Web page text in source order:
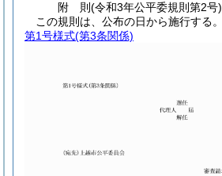
附 則(令和3年公平委規則第2号)
この規則は、公布の日から施行する。
第1号様式(第3条関係)